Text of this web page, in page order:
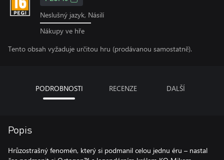
Neslušný jazyk, Násilí
Nákupy ve hře
Tento obsah vyžaduje určitou hru (prodávanou samostatně).
PODROBNOSTI RECENZE DALŠÍ
Popis
Hrůzostrašný fenomén, který si podmanil celou jednu éru – nastal